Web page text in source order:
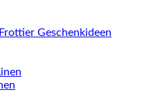
Geschenkideen